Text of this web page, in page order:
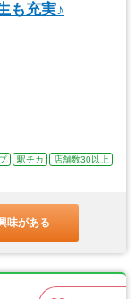
も充実♪
駅チカ
店舗数30以上
味がある